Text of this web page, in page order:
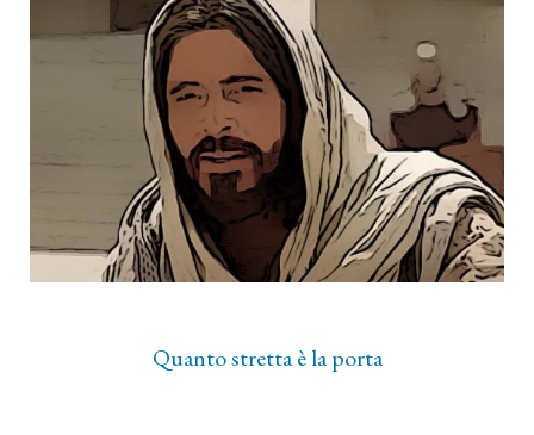
Quanto stretta è la porta